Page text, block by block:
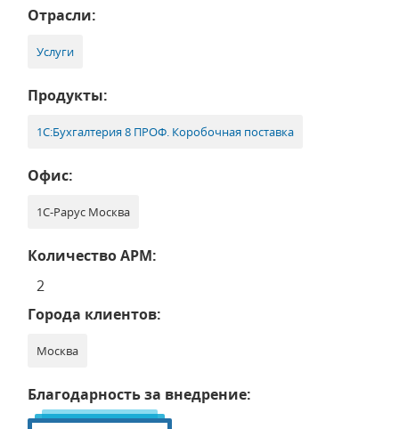
Отрасли:
Услуги
Продукты:
1С:Бухгалтерия 8 ПРОФ. Коробочная поставка
Офис:
1С-Рарус Москва
Количество АРМ:
2
Города клиентов:
Москва
Благодарность за внедрение: